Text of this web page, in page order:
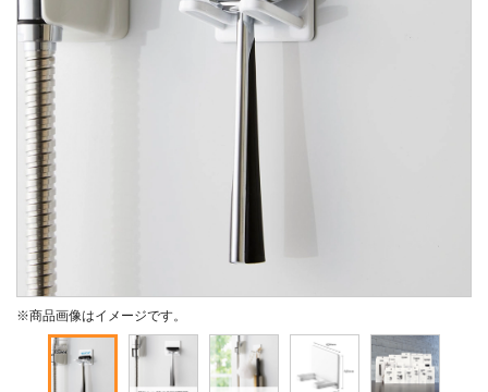
※商品画像はイメージです。